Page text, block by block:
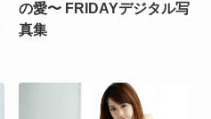
の愛〜 FRIDAYデジタル写
真集